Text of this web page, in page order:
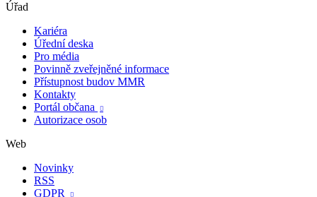
Úřad
Kariéra
Úřední deska
Pro média
Povinně zveřejněné informace
Přístupnost budov MMR
Kontakty
Portál občana

Autorizace osob
Web
Novinky
RSS
GDPR
